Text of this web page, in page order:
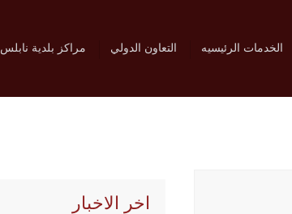
الخدمات الرئيسيه التعاون الدولي مراكز بلدية نابلس
اخر الاخبار